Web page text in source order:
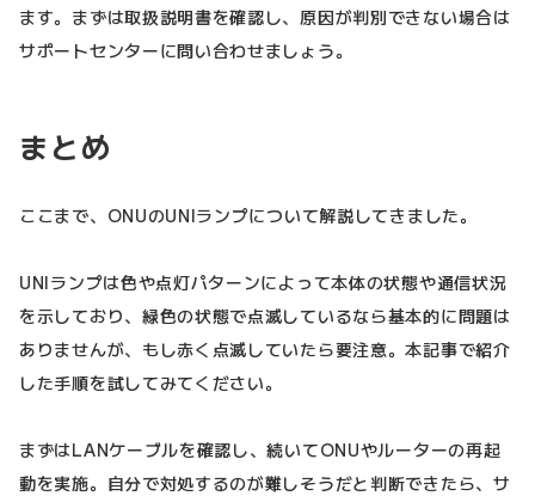
ます。まずは取扱説明書を確認し、原因が判別できない場合は
サポートセンターに問い合わせましょう。
まとめ
ここまで、ONUのUNIランプについて解説してきました。
UNIランプは色や点灯パターンによって本体の状態や通信状況
を示しており、緑色の状態で点滅しているなら基本的に問題は
ありませんが、もし赤く点滅していたら要注意。本記事で紹介
した手順を試してみてください。
まずはLANケーブルを確認し、続いてONUやルーターの再起
動を実施。自分で対処するのが難しそうだと判断できたら、サ